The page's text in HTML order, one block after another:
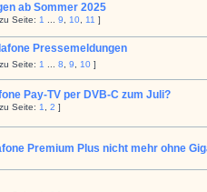
ab Sommer 2025
Seite: 1 9 10 11 ]
Pressemeldungen
Seite: 1 8 9 10 ]
Pay-TV per DVB-C zum Juli?
Seite: 1 2 ]
Premium Plus nicht mehr ohne